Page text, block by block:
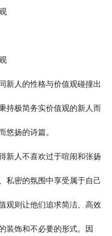
新人的性格与价值观碰撞出
持极简务实价值观的新人而
悠扬的诗篇。
新人不喜欢过于喧闹和张扬
私密的氛围中享受属于自己
观则让他们追求简洁、高效
装饰和不必要的形式。因